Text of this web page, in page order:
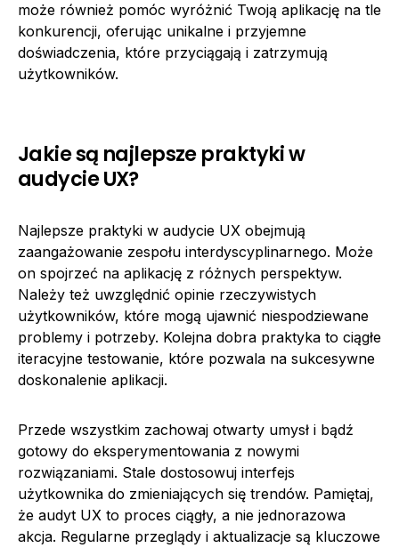
może również pomóc wyróżnić Twoją aplikację na tle
konkurencji, oferując unikalne i przyjemne
doświadczenia, które przyciągają i zatrzymują
użytkowników.
Jakie są najlepsze praktyki w
audycie UX?
Najlepsze praktyki w audycie UX obejmują
zaangażowanie zespołu interdyscyplinarnego. Może
on spojrzeć na aplikację z różnych perspektyw.
Należy też uwzględnić opinie rzeczywistych
użytkowników, które mogą ujawnić niespodziewane
problemy i potrzeby. Kolejna dobra praktyka to ciągłe
iteracyjne testowanie, które pozwala na sukcesywne
doskonalenie aplikacji.
Przede wszystkim zachowaj otwarty umysł i bądź
gotowy do eksperymentowania z nowymi
rozwiązaniami. Stale dostosowuj interfejs
użytkownika do zmieniających się trendów. Pamiętaj,
że audyt UX to proces ciągły, a nie jednorazowa
akcja. Regularne przeglądy i aktualizacje są kluczowe